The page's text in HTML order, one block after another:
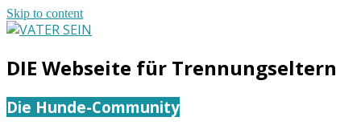
Skip to content
SEIN
DIE Webseite für Trennungseltern
Die Hunde-Community